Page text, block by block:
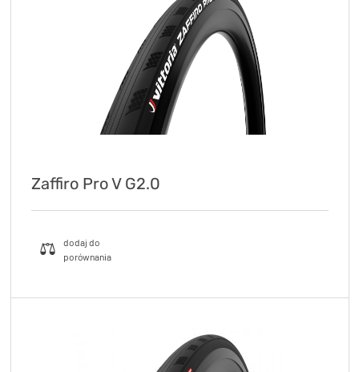
Zaffiro Pro V G2.0